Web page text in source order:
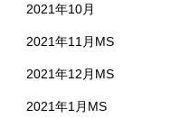
2021年10月
2021年11月MS
2021年12月MS
2021年1月MS